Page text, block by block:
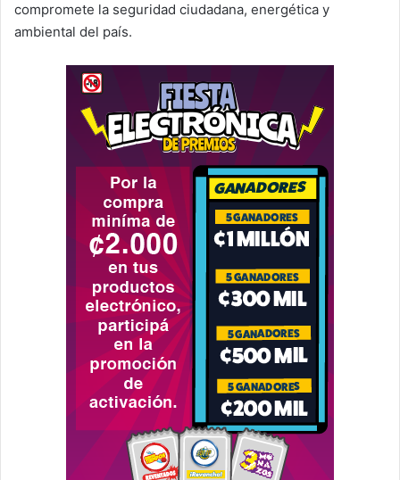
compromete la seguridad ciudadana, energética y
ambiental del país.